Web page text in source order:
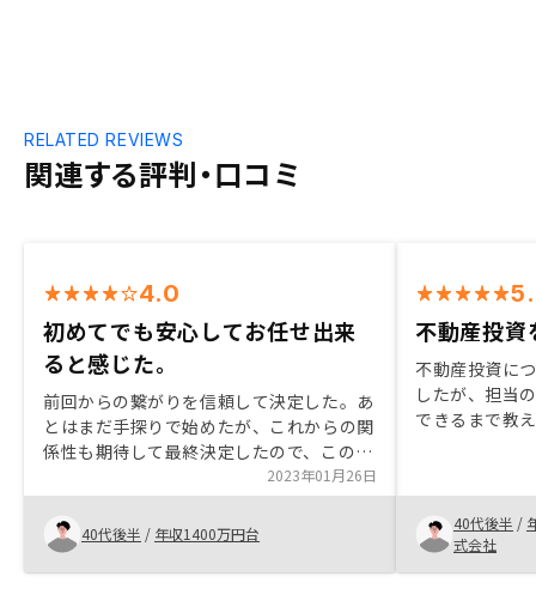
関連する評判・口コミ
RELATED REVIEWS
4.0
初めてでも安心してお任せ出来
ると感じた。
前回からの繋がりを信頼して決定した。あ
とはまだ手探りで始めたが、これからの関
係性も期待して最終決定したので、この期
待感を継続できるようにお願いできればと
思います。 これから拡張して行くには現
時点では難しい状況ですが、拡張出来る様
に頑張ります。
2023年01月26日
40代後半 / 年収1400万円台
不動産投資
不動産投資に
したが、担当
できるまで教
銀行に預けて
せないことも
た。
40代後半 /
式会社